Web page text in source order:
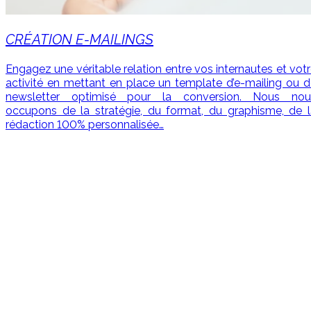
CRÉATION E-MAILINGS
Engagez une véritable relation entre vos internautes et
activité en mettant en place un template d’e-mailing ou
newsletter optimisé pour la conversion. Nous
occupons de la stratégie, du format, du graphisme, de
rédaction 100% personnalisée…